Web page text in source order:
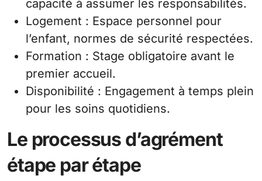
capacité à assumer les responsabilités.
Logement : Espace personnel pour
l’enfant, normes de sécurité respectées.
Formation : Stage obligatoire avant le
premier accueil.
Disponibilité : Engagement à temps plein
pour les soins quotidiens.
Le processus d’agrément
étape par étape